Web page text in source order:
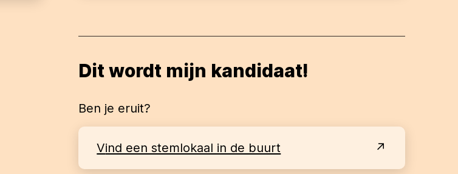
Dit wordt mijn kandidaat!
Ben je eruit?
Vind een stemlokaal in de buurt